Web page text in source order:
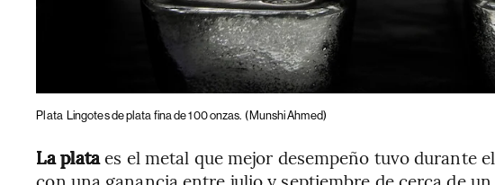
Plata Lingotes de plata fina de 100 onzas. (Munshi Ahmed)
La plataes el metal que mejor desempeño tuvo durante